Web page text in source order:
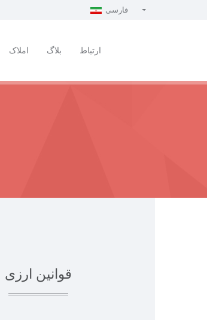
فارسی
English - English
املاک بلاگ ارتباط
قوانین ارزی